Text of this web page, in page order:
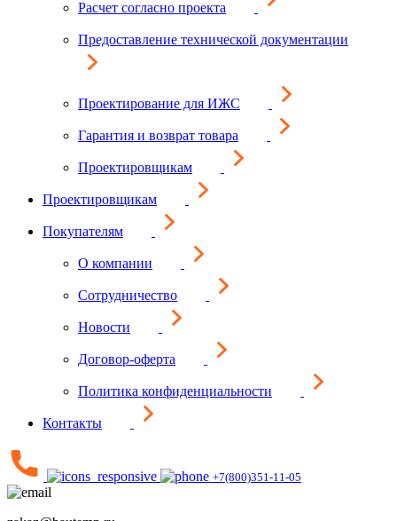
Расчет согласно проекта
Предоставление технической документации
Проектирование для ИЖС
Гарантия и возврат товара
Проектировщикам
Проектировщикам
Покупателям
О компании
Сотрудничество
Новости
Договор-оферта
Политика конфиденциальности
Контакты
+7(800)351-11-05